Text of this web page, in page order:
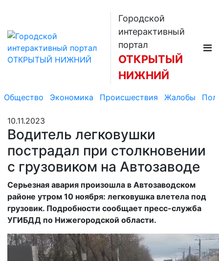
Городской
интерактивный
портал
ОТКРЫТЫЙ
НИЖНИЙ
Общество Экономика Происшествия Жалобы
10.11.2023
Водитель легковушки
пострадал при столкновении
с грузовиком на Автозаводе
Серьезная авария произошла в Автозаводском
районе утром 10 ноября: легковушка влетела под
грузовик. Подробности сообщает пресс-служба
УГИБДД по Нижегородской области.